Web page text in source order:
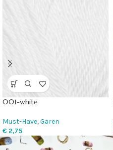
001-white
Must-Have,Garen
€ 2,75